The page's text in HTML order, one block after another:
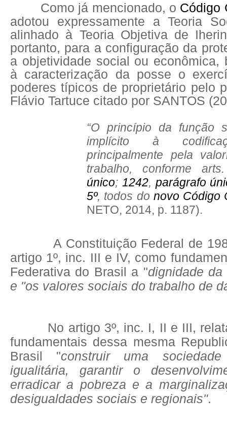
Como já mencionado, o Código
adotou expressamente a Teoria
alinhado à Teoria Objetiva de
portanto, para a configuração da
a objetividade social ou econômica,
à caracterização da posse o
poderes típicos de proprietário pelo
Flávio Tartuce citado por SANTOS
“O princípio da função
implícito à
principalmente pela
trabalho, conforme
único; 1242, parágrafo
5º, todos do novo Código
NETO, 2014, p. 1187).
A Constituição Federal de
artigo 1º, inc. III e IV, como
Federativa do Brasil a "dignidade
e "os valores sociais do trabalho de
No artigo 3º, inc. I, II e III,
fundamentais dessa mesma
Brasil "construir uma
igualitária, garantir o
erradicar a pobreza e a
desigualdades sociais e regionais".